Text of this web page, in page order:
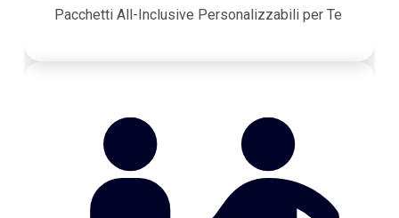
Pacchetti All-Inclusive Personalizzabili per Te